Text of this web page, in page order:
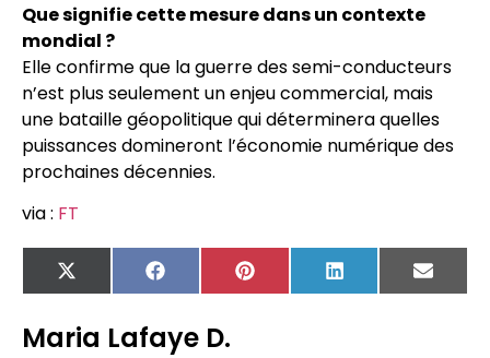
Que signifie cette mesure dans un contexte
mondial ?
Elle confirme que la guerre des semi-conducteurs
n’est plus seulement un enjeu commercial, mais
une bataille géopolitique qui déterminera quelles
puissances domineront l’économie numérique des
prochaines décennies.
via : FT
X
(Twitter)
FacebookPinterest LinkedIn Email
Maria Lafaye D.